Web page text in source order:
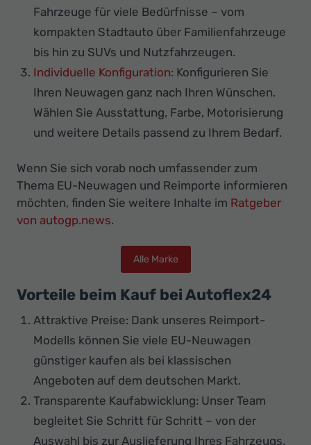
Fahrzeuge für viele Bedürfnisse – vom
kompakten Stadtauto über Familienfahrzeuge
bis hin zu SUVs und Nutzfahrzeugen.
Individuelle Konfiguration: Konfigurieren Sie
Ihren Neuwagen ganz nach Ihren Wünschen.
Wählen Sie Ausstattung, Farbe, Motorisierung
und weitere Details passend zu Ihrem Bedarf.
Wenn Sie sich vorab noch umfassender zum
Thema EU-Neuwagen und Reimporte informieren
möchten, finden Sie weitere Inhalte im Ratgeber
von autogp.news.
Alle Marke
Vorteile beim Kauf bei Autoflex24
Attraktive Preise: Dank unseres Reimport-
Modells können Sie viele EU-Neuwagen
günstiger kaufen als bei klassischen
Angeboten auf dem deutschen Markt.
Transparente Kaufabwicklung: Unser Team
begleitet Sie Schritt für Schritt – von der
Auswahl bis zur Auslieferung Ihres Fahrzeugs.